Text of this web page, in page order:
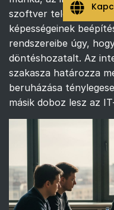
szoftver telepítéséről
képességeinek
rendszereibe úgy,
döntéshozatalt. Az
szakasza határozza
beruházása
másik doboz lesz az